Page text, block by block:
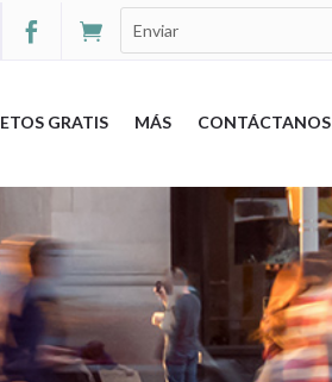


GRATIS MÁS CONTÁCTANOS